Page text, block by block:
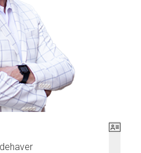
Nordsjælland inden for en del produktområder
kørsel.